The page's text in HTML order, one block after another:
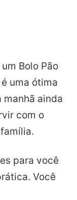
Bolo Pão
uma ótima
ainda
com o
para você
Você